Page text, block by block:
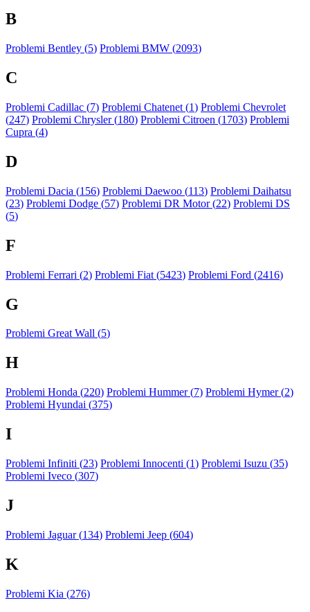
B
Problemi Bentley (5) Problemi BMW (2093)
C
Problemi Cadillac (7) Problemi Chatenet (1) Problemi Chevrolet
(247) Problemi Chrysler (180) Problemi Citroen (1703) Problemi
Cupra (4)
D
Problemi Dacia (156) Problemi Daewoo (113) Problemi Daihatsu
(23) Problemi Dodge (57) Problemi DR Motor (22) Problemi DS
(5)
F
Problemi Ferrari (2) Problemi Fiat (5423) Problemi Ford (2416)
G
Problemi Great Wall (5)
H
Problemi Honda (220) Problemi Hummer (7) Problemi Hymer (2)
Problemi Hyundai (375)
I
Problemi Infiniti (23) Problemi Innocenti (1) Problemi Isuzu (35)
Problemi Iveco (307)
J
Problemi Jaguar (134) Problemi Jeep (604)
K
Problemi Kia (276)